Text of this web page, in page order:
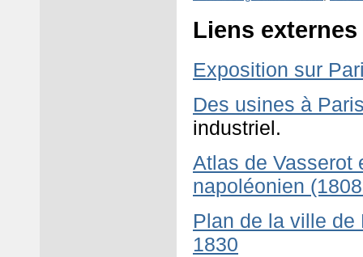
Liens externes
Exposition sur
Des usines à
industriel.
Atlas de Vasserot
napoléonien
Plan de la ville de
1830